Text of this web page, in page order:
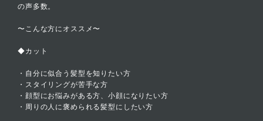
の声多数。
〜こんな方にオススメ〜
◆カット
・自分に似合う髪型を知りたい方
・スタイリングが苦手な方
・顔型にお悩みがある方、小顔になりたい方
・周りの人に褒められる髪型にしたい方